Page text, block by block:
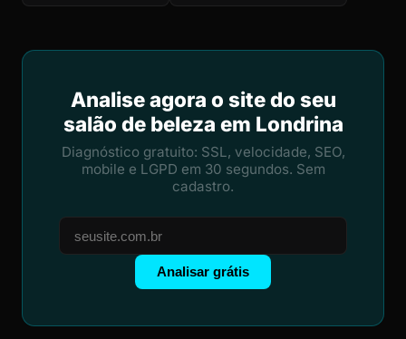
Analise agora o site do seu
salão de beleza em Londrina
Diagnóstico gratuito: SSL, velocidade, SEO,
mobile e LGPD em 30 segundos. Sem
cadastro.
Analisar grátis